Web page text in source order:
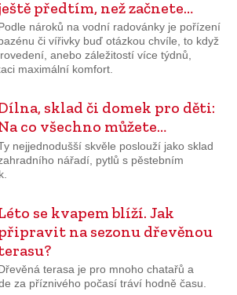
předtím, než začnete…
nároků na vodní radovánky je pořízení
či vířivky buď otázkou chvíle, to když
anebo záležitostí více týdnů,
maximální komfort.
sklad či domek pro děti:
co všechno můžete…
nejjednodušší skvěle poslouží jako sklad
nářadí, pytlů s pěstebním
se kvapem blíží. Jak
na sezonu dřevěnou
terasa je pro mnoho chatařů a
za příznivého počasí tráví hodně času.